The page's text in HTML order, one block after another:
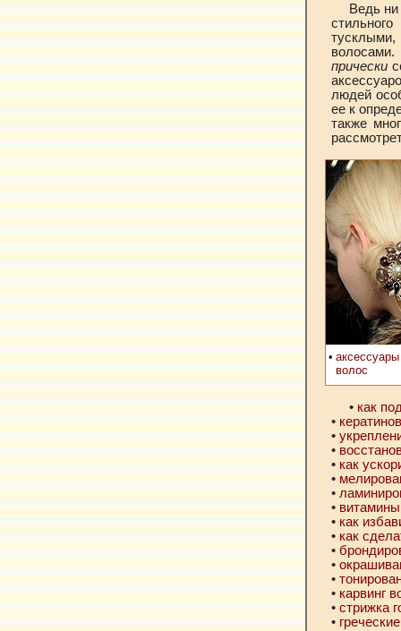
Ведь ни
тусклыми,
прически
людей
ее к
также
•
волос
• как
•
•
•
• как
•
•
•
• как
• как
•
•
•
• карвинг
• стрижка
•